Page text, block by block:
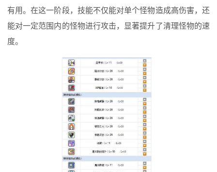
有用。在这一阶段，技能不仅能对单个怪物造成高伤害，还
能对一定范围内的怪物进行攻击，显著提升了清理怪物的速
度。